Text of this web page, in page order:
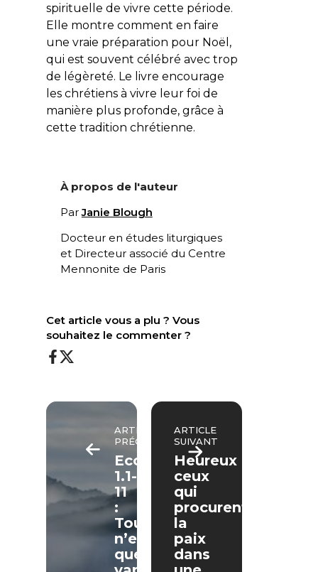
spirituelle de vivre cette période.
Elle montre comment en faire
une vraie préparation pour Noël,
qui est souvent célébré avec trop
de légèreté. Le livre encourage
les chrétiens à vivre leur foi de
manière plus profonde, grâce à
cette tradition chrétienne.
À propos de l'auteur
ParJanie Blough
Docteur en études liturgiques
et Directeur associé du Centre
Mennonite de Paris
Cet article vous a plu ? Vous
souhaitez le commenter ?
ARTICLE
PRÉCÉDENT
Ecclésiaste
1.1-
11
:
Tout
n’est
que
ARTICLE
SUIVANT
Heureux
ceux
qui
procurent
la
paix
dans